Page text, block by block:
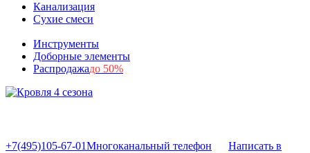
Канализация
Сухие смеси
Инструменты
Доборные элементы
Распродажадо 50%
+7(495)105-67-01Многоканальный телефон
Написать в